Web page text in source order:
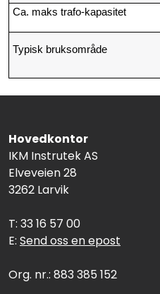
Ca. maks trafo-kapasitet
Typisk bruksområde
Hovedkontor
IKM Instrutek AS
Elveveien 28
3262 Larvik
T: 33 16 57 00
E: Send oss en epost
Org. nr.: 883 385 152